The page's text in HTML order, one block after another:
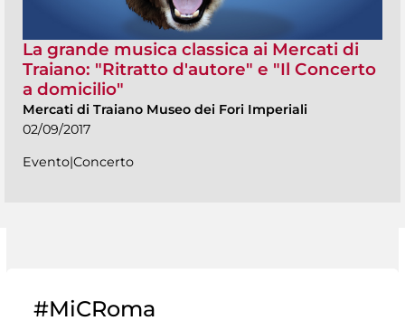
La grande musica classica ai Mercati di
Traiano: "Ritratto d'autore" e "Il Concerto
a domicilio"
Mercati di Traiano Museo dei Fori Imperiali
02/09/2017
Evento|Concerto
#MiCRoma